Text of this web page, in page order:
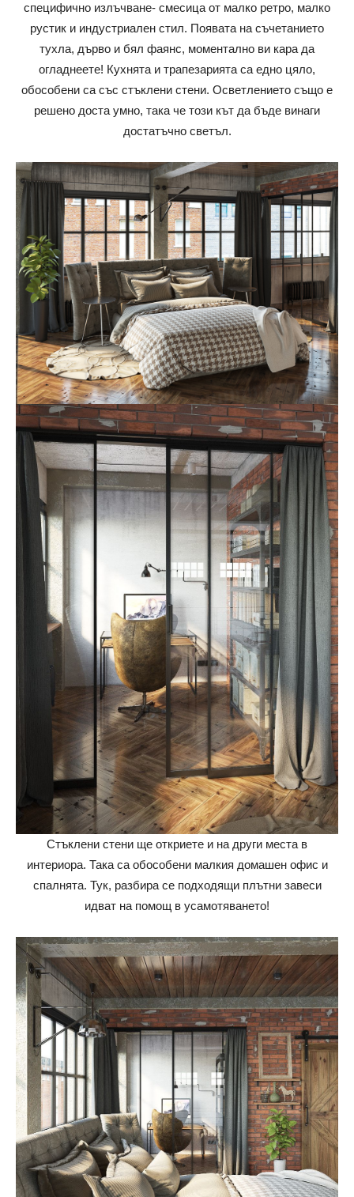
специфично излъчване- смесица от малко ретро, малко
рустик и индустриален стил. Появата на съчетанието
тухла, дърво и бял фаянс, моментално ви кара да
огладнеете! Кухнята и трапезарията са едно цяло,
обособени са със стъклени стени. Осветлението също е
решено доста умно, така че този кът да бъде винаги
достатъчно светъл.
Стъклени стени ще откриете и на други места в
интериора. Така са обособени малкия домашен офис и
спалнята. Тук, разбира се подходящи плътни завеси
идват на помощ в усамотяването!